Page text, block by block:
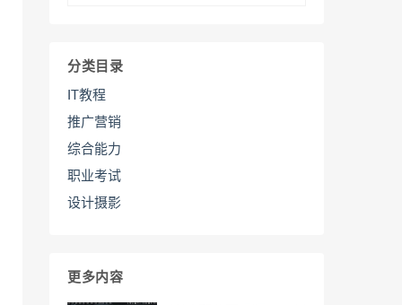
分类目录
IT教程
推广营销
综合能力
职业考试
设计摄影
更多内容